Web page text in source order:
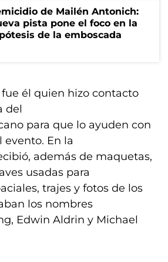
de Mailén Antonich:
pista pone el foco en la
de la emboscada
fue él quien hizo contacto
del
para que lo ayuden con
evento. En la
además de maquetas,
usadas para
trajes y fotos de los
los nombres
Edwin Aldrin y Michael